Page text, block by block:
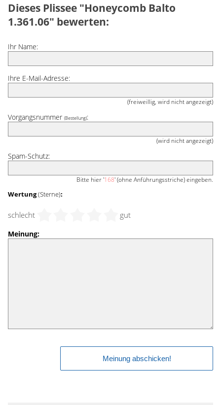
Dieses Plissee "Honeycomb Balto
1.361.06" bewerten:
Ihr Name:
Ihre E-Mail-Adresse:
(freiweillig, wird nicht angezeigt)
Vorgangsnummer (Bestellung):
(wird nicht angezeigt)
Spam-Schutz:
Bitte hier '168' (ohne Anführungsstriche) eingeben.
Wertung(Sterne):
schlecht gut
Meinung: